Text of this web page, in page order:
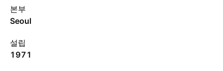
본부
Seoul
설립
1971